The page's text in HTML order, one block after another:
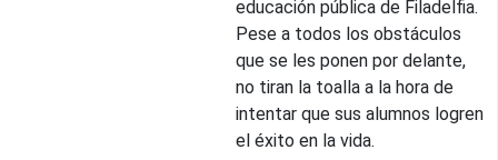
educación pública de Filadelfia.
Pese a todos los obstáculos
que se les ponen por delante,
no tiran la toalla a la hora de
intentar que sus alumnos logren
el éxito en la vida.